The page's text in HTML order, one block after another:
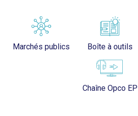
Marchés publics Boîte à outils
Chaîne Opco EP